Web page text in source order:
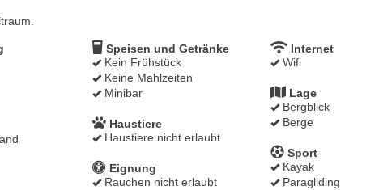
Speisen und Getränke
Kein Frühstück
Keine Mahlzeiten
Minibar
Internet
Wifi
Lage
Bergblick
Berge
Haustiere
Haustiere nicht erlaubt
Sport
Kayak
Paragliding
Eignung
Rauchen nicht erlaubt